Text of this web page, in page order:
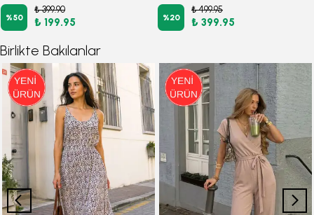
%50
₺ 399.90
₺ 199.95 %20
₺ 499.95
₺ 399.95
Birlikte Bakılanlar